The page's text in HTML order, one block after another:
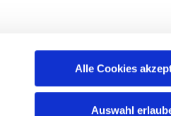
Alle Cookies
Auswahl